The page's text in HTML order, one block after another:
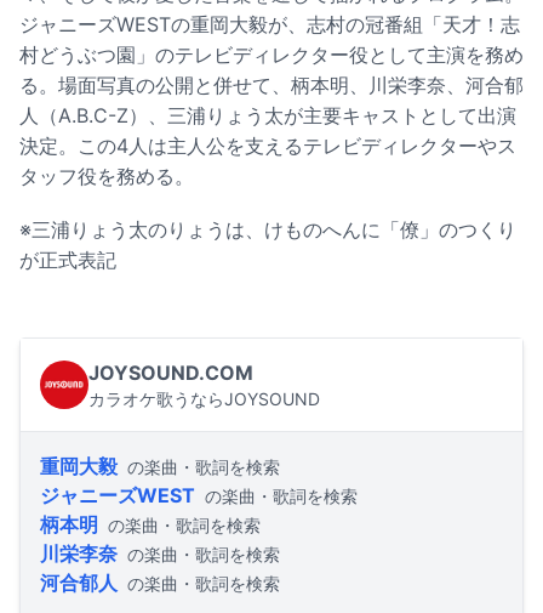
ジャニーズWESTの重岡大毅が、志村の冠番組「天才！志
村どうぶつ園」のテレビディレクター役として主演を務め
る。場面写真の公開と併せて、柄本明、川栄李奈、河合郁
人（A.B.C-Z）、三浦りょう太が主要キャストとして出演
決定。この4人は主人公を支えるテレビディレクターやス
タッフ役を務める。
※三浦りょう太のりょうは、けものへんに「僚」のつくり
が正式表記
JOYSOUND.COM
カラオケ歌うならJOYSOUND
重岡大毅 の楽曲・歌詞を検索
ジャニーズWEST の楽曲・歌詞を検索
柄本明 の楽曲・歌詞を検索
川栄李奈 の楽曲・歌詞を検索
河合郁人 の楽曲・歌詞を検索